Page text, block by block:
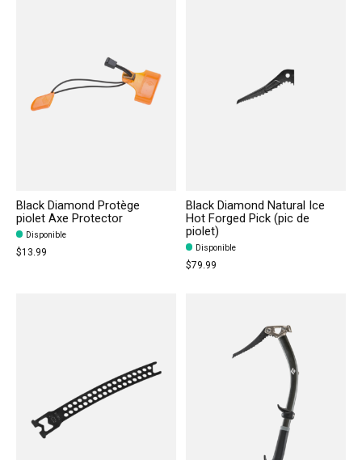
Black Diamond Protège
piolet Axe Protector
Disponible
$13.99
Black Diamond Natural Ice
Hot Forged Pick (pic de
piolet)
Disponible
$79.99